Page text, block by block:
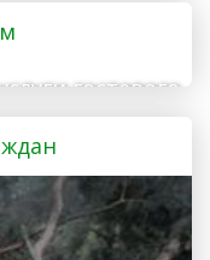
гостевого